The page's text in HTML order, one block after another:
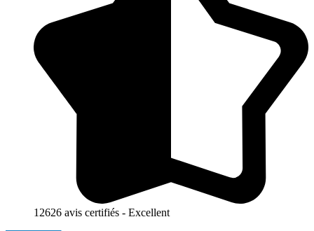
12626 avis certifiés - Excellent